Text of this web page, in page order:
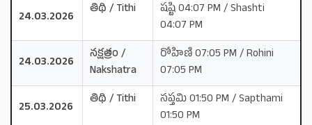
24.03.2026
తిథి / Tithi
షష్టి 04:07 PM / Shashti
04:07 PM
24.03.2026
నక్షత్రం /
Nakshatra
రోహిణి 07:05 PM / Rohini
07:05 PM
25.03.2026
తిథి / Tithi
సప్తమి 01:50 PM / Sapthami
01:50 PM